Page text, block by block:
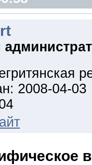
2008-04-03